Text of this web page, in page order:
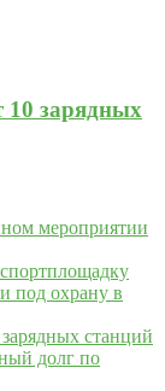
10 зарядных
мероприятии
под охрану в
станций
долг по